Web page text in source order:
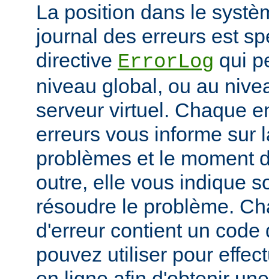
La position dans le
journal des erreurs est
directive ErrorLog qui
niveau global, ou au
serveur virtuel. Chaque
erreurs vous informe sur
problèmes et le moment
outre, elle vous indique
résoudre le problème.
d'erreur contient un code
pouvez utiliser pour